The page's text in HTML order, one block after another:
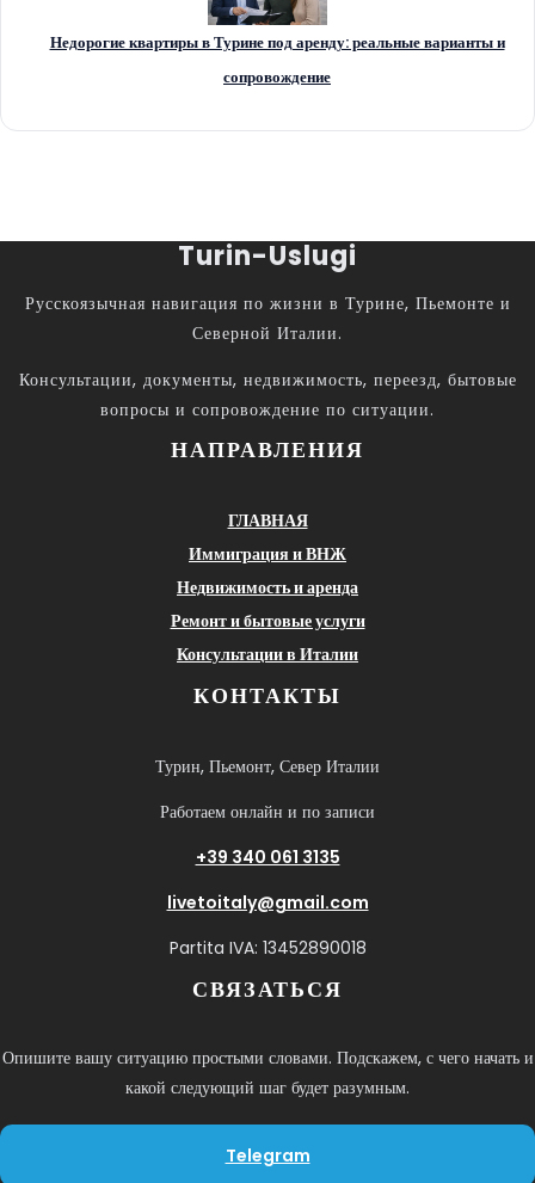
Недорогие квартиры в Турине под аренду: реальные варианты и
сопровождение
Turin-Uslugi
Русскоязычная навигация по жизни в Турине, Пьемонте и
Северной Италии.
Консультации, документы, недвижимость, переезд, бытовые
вопросы и сопровождение по ситуации.
НАПРАВЛЕНИЯ
ГЛАВНАЯ
Иммиграция и ВНЖ
Недвижимость и аренда
Ремонт и бытовые услуги
Консультации в Италии
КОНТАКТЫ
Турин, Пьемонт, Север Италии
Работаем онлайн и по записи
+39 340 061 3135
livetoitaly@gmail.com
Partita IVA: 13452890018
СВЯЗАТЬСЯ
Опишите вашу ситуацию простыми словами. Подскажем, с чего начать и
какой следующий шаг будет разумным.
Telegram